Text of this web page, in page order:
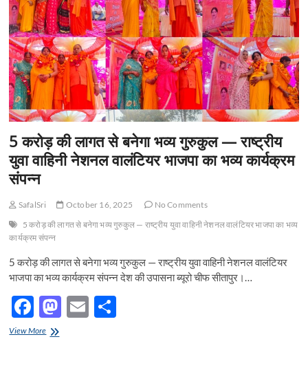
t
o
n
5 करोड़ की लागत से बनेगा भव्य गुरुकुल — राष्ट्रीय
युवा वाहिनी नेशनल वालंटियर भाजपा का भव्य कार्यक्रम
संपन्न
SafalSri October 16, 2025
No Comments
5 करोड़ की लागत से बनेगा भव्य गुरुकुल — राष्ट्रीय युवा वाहिनी नेशनल वालंटियर भाजपा का भव्य
कार्यक्रम संपन्न
5 करोड़ की लागत से बनेगा भव्य गुरुकुल — राष्ट्रीय युवा वाहिनी नेशनल वालंटियर
भाजपा का भव्य कार्यक्रम संपन्न देश की उपासना ब्यूरो चीफ सीतापुर।…
F
ac
M E
View More5